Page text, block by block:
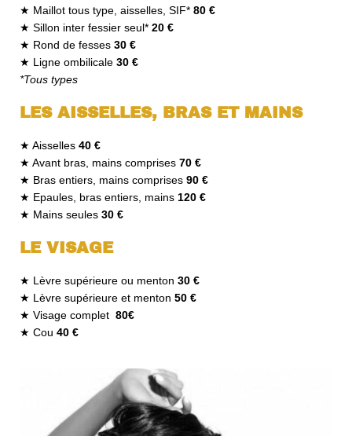
★ Maillot tous type, aisselles, SIF* 80 €
★ Sillon inter fessier seul* 20 €
★ Rond de fesses 30 €
★ Ligne ombilicale 30 €
*Tous types
LES AISSELLES, BRAS ET MAINS
★ Aisselles 40 €
★ Avant bras, mains comprises 70 €
★ Bras entiers, mains comprises 90 €
★ Epaules, bras entiers, mains 120 €
★ Mains seules 30 €
LE VISAGE
★ Lèvre supérieure ou menton 30 €
★ Lèvre supérieure et menton 50 €
★ Visage complet 80€
★ Cou 40 €